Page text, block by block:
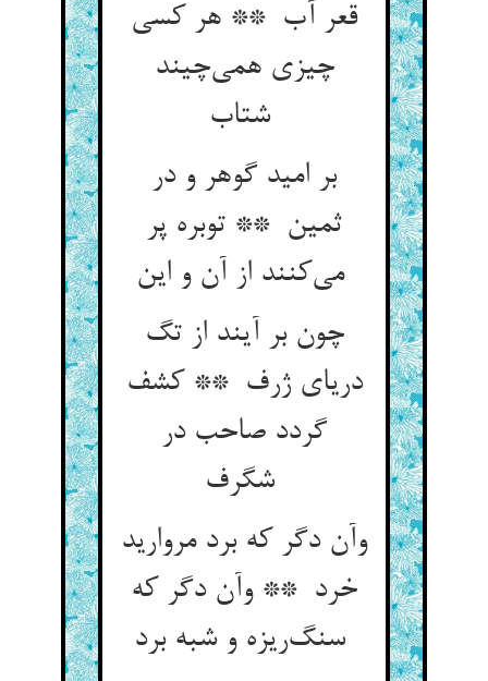
قعر آب ** هر کسی
چیزی همی‌چیند
شتاب
بر امید گوهر و در
ثمین ** توبره پر
می‌کنند از آن و این
چون بر آیند از تگ
دریای ژرف ** کشف
گردد صاحب در
شگرف
وآن دگر که برد مروارید
خرد ** وآن دگر که
سنگ‌ریزه و شبه برد